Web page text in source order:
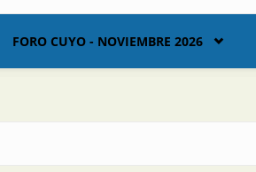
FORO CUYO - NOVIEMBRE 2026